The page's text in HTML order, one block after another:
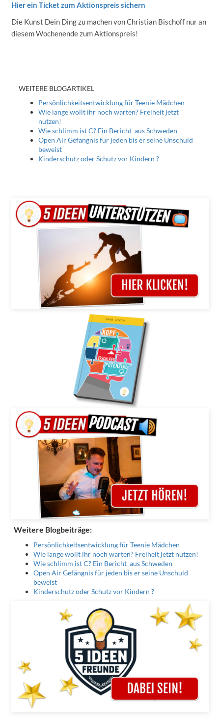
Hier ein Ticket zum Aktionspreis sichern
Die Kunst Dein Ding zu machen von Christian Bischoff nur an
diesem Wochenende zum Aktionspreis!
WEITERE BLOGARTIKEL
Persönlichkeitsentwicklung für Teenie Mädchen
Wie lange wollt ihr noch warten? Freiheit jetzt
nutzen!
Wie schlimm ist C? Ein Bericht aus Schweden
Open Air Gefängnis für jeden bis er seine Unschuld
beweist
Kinderschutz oder Schutz vor Kindern ?
Weitere Blogbeiträge:
Persönlichkeitsentwicklung für Teenie Mädchen
Wie lange wollt ihr noch warten? Freiheit jetzt nutzen!
Wie schlimm ist C? Ein Bericht aus Schweden
Open Air Gefängnis für jeden bis er seine Unschuld
beweist
Kinderschutz oder Schutz vor Kindern ?